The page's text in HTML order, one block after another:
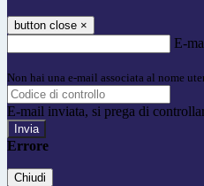
button close ×
E-
Non hai una e-mail associata al nome
E-mail inviata, si prega di
Errore
Chiudi